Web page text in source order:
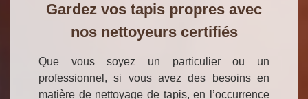
Gardez vos tapis propres avec
nos nettoyeurs certifiés
Que vous soyez un particulier ou un
professionnel, si vous avez des besoins en
matière de nettoyage de tapis, en l’occurrence